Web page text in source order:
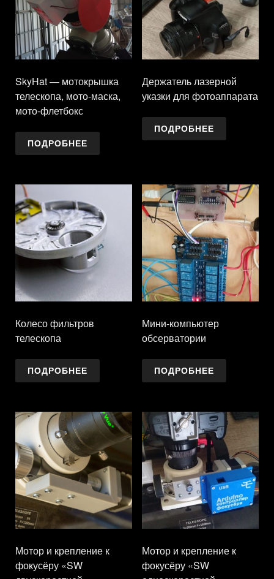
SkyHat — мотокрышка
телескопа, мото-маска,
мото-флетбокс
ПОДРОБНЕЕ
Держатель лазерной
указки для фотоаппарата
ПОДРОБНЕЕ
Колесо фильтров
телескопа
ПОДРОБНЕЕ
Мини-компьютер
обсерватории
ПОДРОБНЕЕ
Мотор и крепление к
фокусёру «SW
Мотор и крепление к
фокусёру «SW